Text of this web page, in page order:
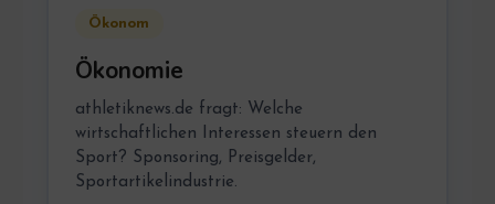
Ökonom
Ökonomie
athletiknews.de fragt: Welche
wirtschaftlichen Interessen steuern den
Sport? Sponsoring, Preisgelder,
Sportartikelindustrie.